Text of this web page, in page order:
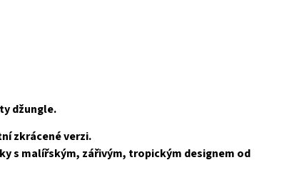
džungle.
zkrácené verzi.
s malířským, zářivým, tropickým designem od